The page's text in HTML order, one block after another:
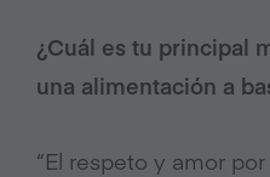
¿Cuál es tu principal
una alimentación a
“El respeto y amor por